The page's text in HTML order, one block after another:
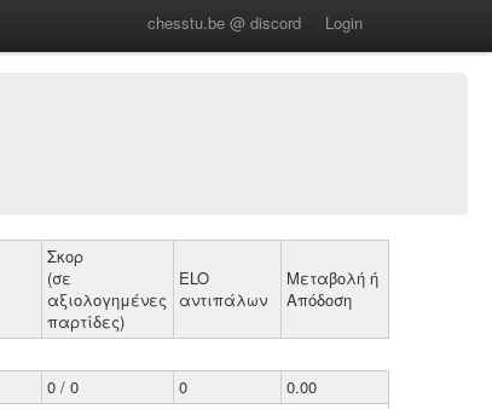
chesstu.be @ discord Login
Σκορ
(σε
αξιολογημένες
παρτίδες)
ELO
αντιπάλων
Μεταβολή ή
Απόδοση
0 / 0 0 0.00